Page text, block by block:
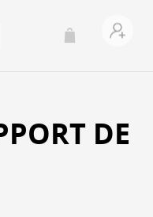
DE